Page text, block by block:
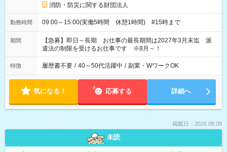
消防・防災に関する財団法人
勤務時間 09:00～15:00(実働5時間 休憩1時間) #15時まで
期間
【急募】即日～長期 お仕事の最長期間は2027年3月末迄 派
遣法の制限を受けるお仕事です ※8月～！
特徴 履歴書不要 / 40～50代活躍中 / 副業・WワークOK
気になる！ 応募する 詳細へ
掲載日：2026.08.08
未読